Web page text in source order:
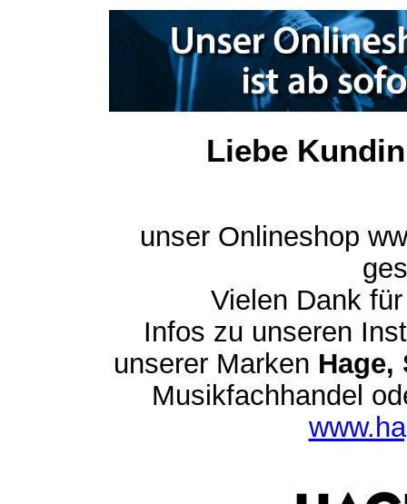
Liebe
unser Onlineshop
Vielen Dank
Infos zu unseren
unserer Marken Hage,
Musikfachhandel